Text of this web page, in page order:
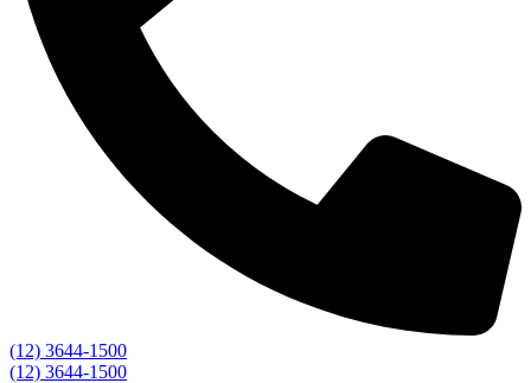
(12) 3644-1500
(12) 3644-1500